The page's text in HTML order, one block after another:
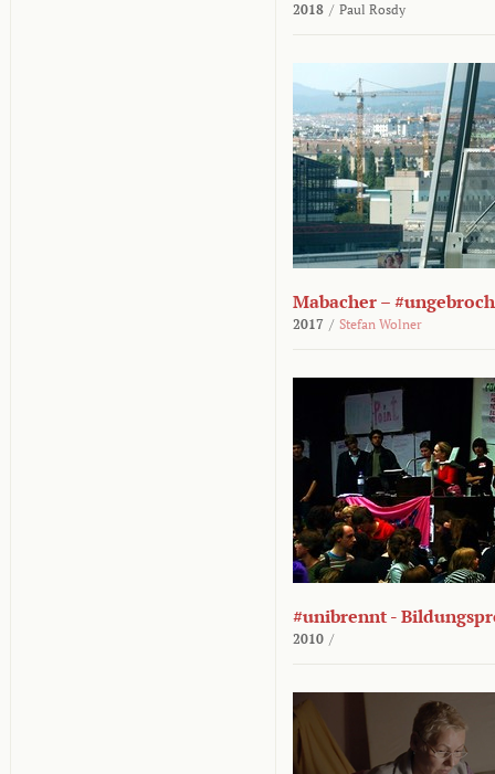
2018 / Paul Rosdy
Mabacher –
2017 / Stefan Wolner
#unibrennt -
2010 /